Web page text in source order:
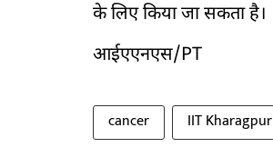
के लिए किया जा सकता है।
आईएएनएस/PT
cancer IIT Kharagpur